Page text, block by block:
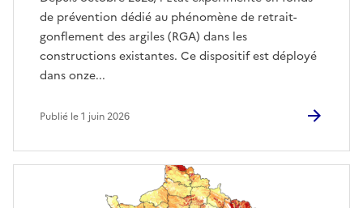
de prévention dédié au phénomène de retrait-
gonflement des argiles (RGA) dans les
constructions existantes. Ce dispositif est déployé
dans onze...
Publié le 1 juin 2026